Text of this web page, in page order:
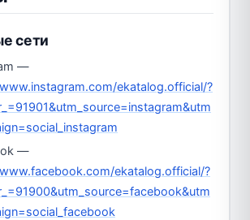
сети
—
ekatalog.official/?
—
ekatalog.official/?